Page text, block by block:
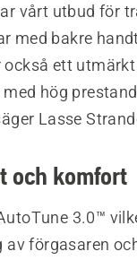
vårt utbud för
med bakre
också ett
hög
Lasse
och komfort
3.0™
förgasaren